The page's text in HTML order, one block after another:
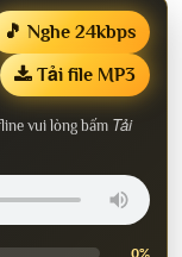
🎵 Nghe 24kbps
Tải file MP3
vui lòng bấm Tải
0%